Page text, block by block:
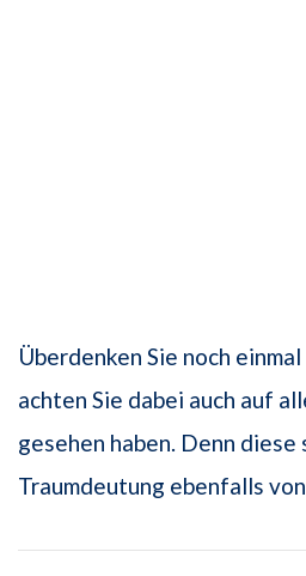
Überdenken Sie noch
achten Sie dabei auch auf
gesehen haben. Denn diese
Traumdeutung ebenfalls